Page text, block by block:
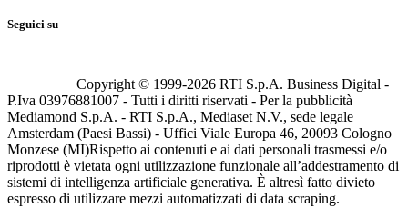
Seguici su
Copyright © 1999-2026 RTI S.p.A. Business Digital -
P.Iva 03976881007 - Tutti i diritti riservati - Per la pubblicità
Mediamond S.p.A. - RTI S.p.A., Mediaset N.V., sede legale
Amsterdam (Paesi Bassi) - Uffici Viale Europa 46, 20093 Cologno
Monzese (MI)Rispetto ai contenuti e ai dati personali trasmessi e/o
riprodotti è vietata ogni utilizzazione funzionale all’addestramento di
sistemi di intelligenza artificiale generativa. È altresì fatto divieto
espresso di utilizzare mezzi automatizzati di data scraping.